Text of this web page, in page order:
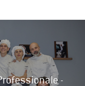
-